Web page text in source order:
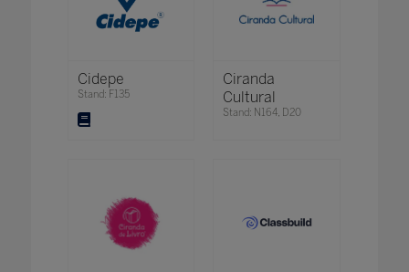
Cidepe
Stand: F135
Ciranda
Cultural
Stand: N164, D20